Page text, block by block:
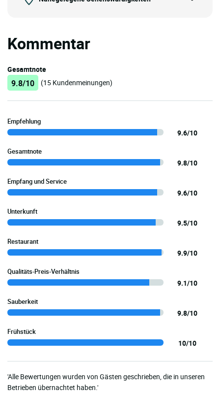
Kommentar
Gesamtnote
9.8/10 (15 Kundenmeinungen)
Empfehlung
9.6/10
Gesamtnote
9.8/10
Empfang und Service
9.6/10
Unterkunft
9.5/10
Restaurant
9.9/10
Qualitäts-Preis-Verhältnis
9.1/10
Sauberkeit
9.8/10
Frühstück
10/10
'Alle Bewertungen wurden von Gästen geschrieben, die in unseren
Betrieben übernachtet haben.'